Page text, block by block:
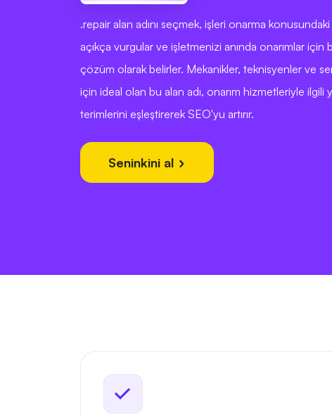
.repair alan adını seçmek, işleri onarma konusundaki
açıkça vurgular ve işletmenizi anında onarımlar için
çözüm olarak belirler. Mekanikler, teknisyenler ve
için ideal olan bu alan adı, onarım hizmetleriyle ilgili
terimlerini eşleştirerek SEO'yu artırır.
Seninkini al